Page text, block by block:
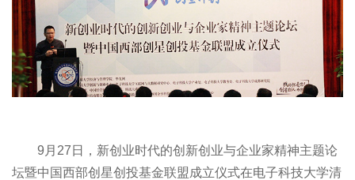
9月27日，新创业时代的创新创业与企业家精神主题论
坛暨中国西部创星创投基金联盟成立仪式在电子科技大学清